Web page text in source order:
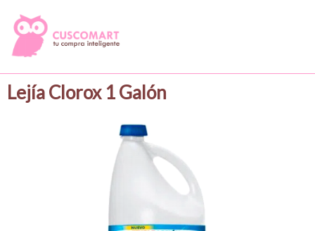
Lejía Clorox 1 Galón